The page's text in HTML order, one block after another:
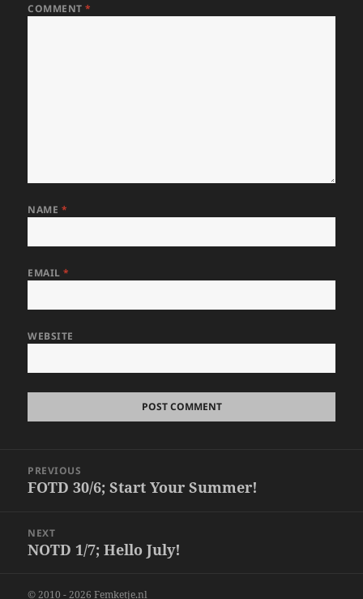
COMMENT*
NAME *
EMAIL*
WEBSITE
navigation
PREVIOUS
Previous
FOTD 30/6; Start Your Summer!
NEXT
Next
NOTD 1/7; Hello July!
© 2010 - 2026 Femketje.nl